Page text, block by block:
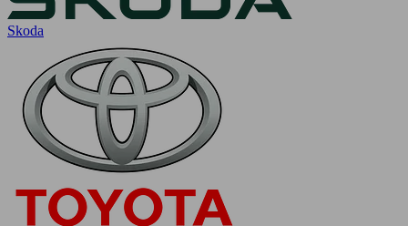
Skoda